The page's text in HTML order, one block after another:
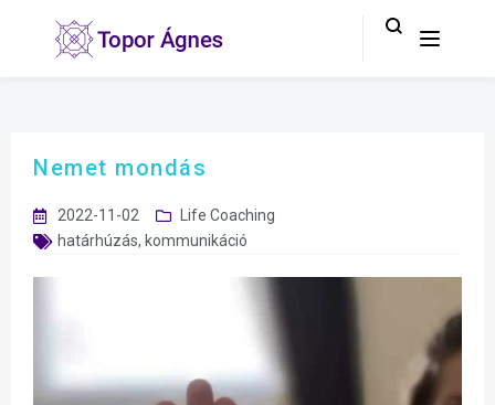
Nemet mondás
2022-11-02
Life Coaching
határhúzás, kommunikáció